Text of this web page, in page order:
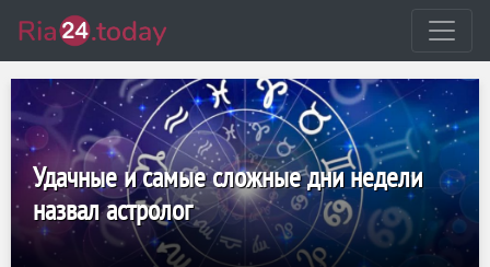
Удачные и самые сложные дни недели
назвал астролог